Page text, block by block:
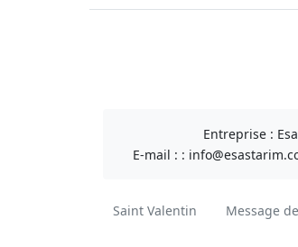
Facebook
twitter
youtube
instagram
linkedin
Entreprise :
E-mail : :
Saint Valentin Message